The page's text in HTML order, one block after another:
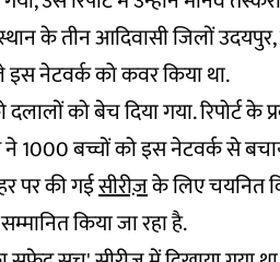
के तीन आदिवासी जिलों
नेटवर्क को कवर किया था.
को बेच दिया गया. रिपोर्ट के
बच्चों को इस नेटवर्क से
पर की गईसीरीज़के लिए चयनित
किया जा रहा है.